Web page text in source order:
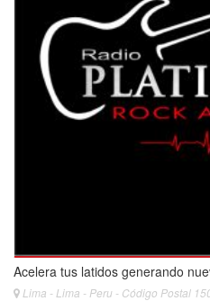
Acelera tus latidos generando
Lima - Lima - Peru - Código Postal